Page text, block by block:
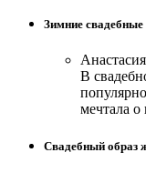
Зимние
Анастасия
В
мечтала о
Свадебный образ